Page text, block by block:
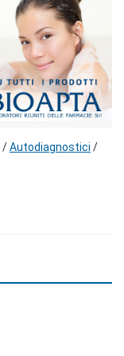
/Autodiagnostici /